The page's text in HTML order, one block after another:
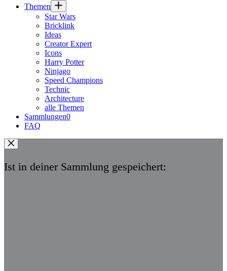
Themen
Star Wars
Bricklink
Ideas
Creator Expert
Icons
Harry Potter
Ninjago
Speed Champions
Technic
Architecture
alle Themen
Sammlungen0
FAQ
Ist in deiner Sammlung gespeichert: